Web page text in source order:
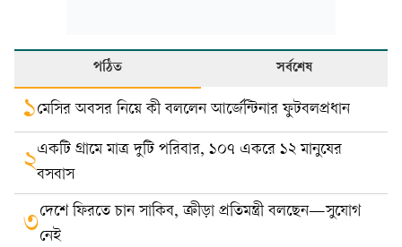
পঠিত সর্বশেষ
১মেসির অবসর নিয়ে কী বললেন আর্জেন্টিনার ফুটবলপ্রধান
২একটি গ্রামে মাত্র দুটি পরিবার, ১০৭ একরে ১২ মানুষের
বসবাস
৩দেশে ফিরতে চান সাকিব, ক্রীড়া প্রতিমন্ত্রী বলছেন—সুযোগ
নেই